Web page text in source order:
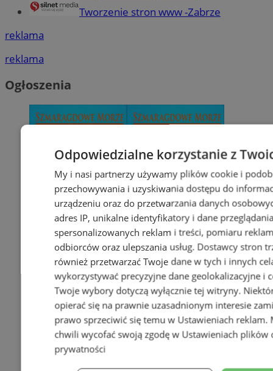
Tworzenie stron www -Zabrze
reklama
reklama
Ogłoszenia
Odpowiedzialne korzystanie z
My i nasi partnerzy używamy plików cookie i
przechowywania i uzyskiwania dostępu do
urządzeniu oraz do przetwarzania danych
adres IP, unikalne identyfikatory i dane
spersonalizowanych reklam i treści, pomiaru
odbiorców oraz ulepszania usług. Dostawcy stron
również przetwarzać Twoje dane w tych i innych
wykorzystywać precyzyjne dane geolokalizacyjne i
Twoje wybory dotyczą wyłącznie tej witryny.
opierać się na prawnie uzasadnionym interesie
prawo sprzeciwić się temu w Ustawieniach reklam.
chwili wycofać swoją zgodę w Ustawieniach plików
prywatności